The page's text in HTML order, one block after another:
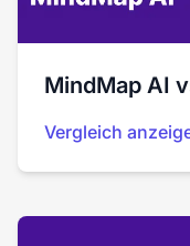
MindMap AI
Vergleich